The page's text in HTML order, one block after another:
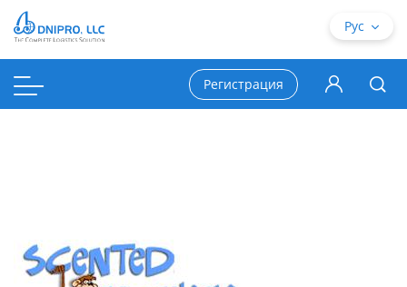
Рус
Регистрация